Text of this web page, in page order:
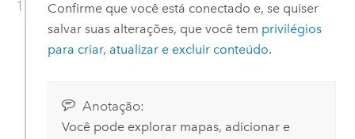
Confirme que você está conectado e, se quiser
salvar suas alterações, que você tem privilégios
para criar, atualizar e excluir conteúdo.
Anotação:
Você pode explorar mapas, adicionar e